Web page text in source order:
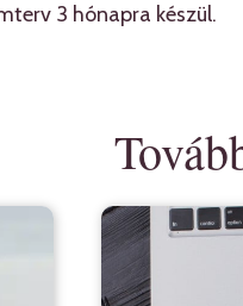
3 hónapra készül.